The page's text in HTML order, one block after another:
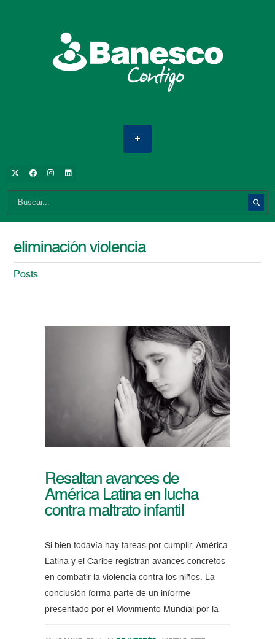
eliminación violencia
Posts
Resaltan avances de
América Latina en lucha
contra maltrato infantil
Si bien todavía hay tareas por cumplir, América
Latina y el Caribe registran avances concretos
en combatir la violencia contra los niños. La
conclusión forma parte de un informe
presentado por el Movimiento Mundial por la